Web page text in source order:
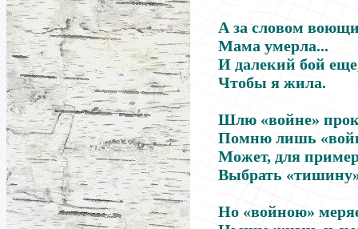
А за словом
Мама умерла...
И далекий бой
Чтобы я жила.
Шлю «войне»
Помню лишь
Может, для
Выбрать
Но «войною»